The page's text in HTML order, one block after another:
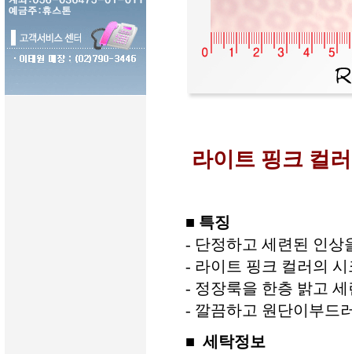
라이트 핑크 컬
■ 특징
- 단정하고 세련된 인상
- 라이트 핑크 컬러의
- 정장룩을 한층 밝고
- 깔끔하고 원단이부드
■ 세탁정보